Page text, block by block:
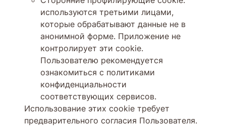
используются третьими лицами,
которые обрабатывают данные не в
анонимной форме. Приложение не
контролирует эти cookie.
Пользователю рекомендуется
ознакомиться с политиками
конфиденциальности
соответствующих сервисов.
Использование этих cookie требует
предварительного согласия Пользователя.